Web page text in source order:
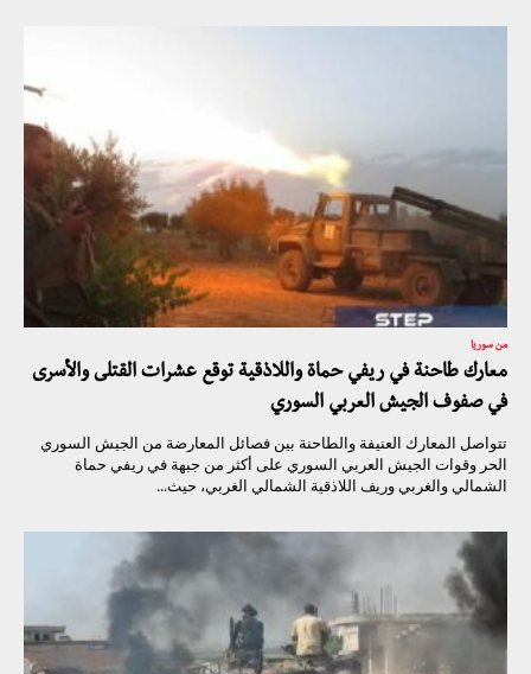
من سوريا
معارك طاحنة في ريفي حماة واللاذقية توقع عشرات القتلى والأسرى
في صفوف الجيش العربي السوري
تتواصل المعارك العنيفة والطاحنة بين فصائل المعارضة من الجيش السوري
الحر وقوات الجيش العربي السوري على أكثر من جبهة في ريفي حماة
الشمالي والغربي وريف اللاذقية الشمالي الغربي، حيث...